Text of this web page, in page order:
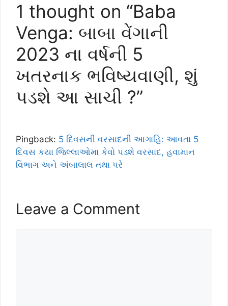
1 thought on “Baba
Venga: બાબા વેંગાની
2023 ના વર્ષની 5
ખતરનાક ભવિષ્યવાણી, શું
પડશે આ સાચી ?”
Pingback: 5 દિવસની વરસાદની આગાહિ: આવતા 5
દિવસ કયા જિલ્લાઓમા કેવો પડશે વરસાદ, હવામાન
વિભાગ અને અંબાલાલ તથા પરે
Leave a Comment